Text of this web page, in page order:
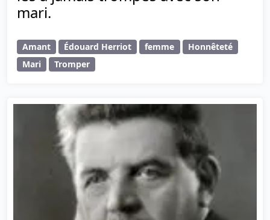
mari.
Amant Édouard Herriot femme
Honnêteté
Mari
Tromper